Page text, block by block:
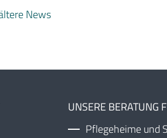
News
UNSERE BERATUNG
Pflegeheime und